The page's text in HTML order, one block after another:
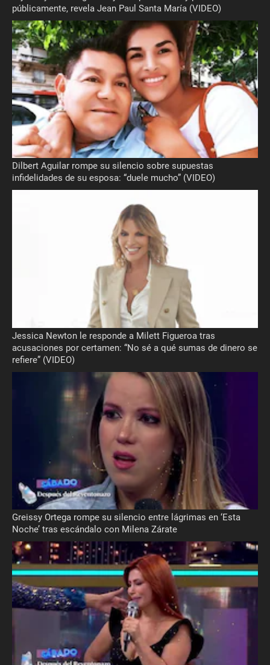
públicamente, revela Jean Paul Santa María (VIDEO)
Dilbert Aguilar rompe su silencio sobre supuestas
infidelidades de su esposa: “duele mucho” (VIDEO)
Jessica Newton le responde a Milett Figueroa tras
acusaciones por certamen: “No sé a qué sumas de dinero se
refiere” (VIDEO)
Greissy Ortega rompe su silencio entre lágrimas en ‘Esta
Noche’ tras escándalo con Milena Zárate